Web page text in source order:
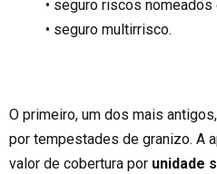
• seguro riscos nomeados
• seguro multirrisco.
O primeiro, um dos mais
por tempestades de granizo. A
valor de cobertura por unidade